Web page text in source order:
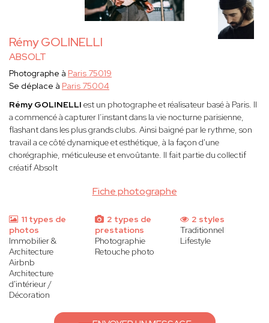
Rémy GOLINELLI
ABSOLT
Fiche photographe
Photographe à Paris 75019
Se déplace à Paris 75004
Rémy GOLINELLI est un photographe et réalisateur basé à Paris. Il
a commencé à capturer l’instant dans la vie nocturne parisienne,
flashant dans les plus grands clubs. Ainsi baigné par le rythme, son
travail a ce côté dynamique et esthétique, à la façon d'une
chorégraphie, méticuleuse et envoûtante. Il fait partie du collectif
créatif Absolt
11 types de
photos
Immobilier &
Architecture
Airbnb
Architecture
d'intérieur /
Décoration
2 types de
prestations
Photographie
Retouche photo
2 styles
Traditionnel
Lifestyle